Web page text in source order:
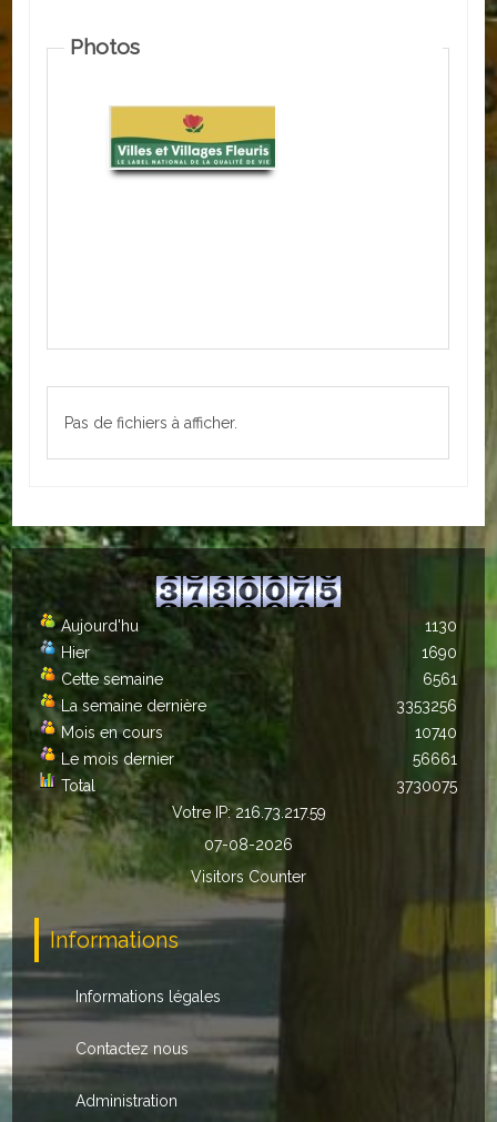
ACTUALITÉS
Sportives
Loisirs et animations
Culturelles
Parents d'élèves
Autres
ENTREPRISES
L'agriculture
Capitale du chrysanthème
Nos entreprises
Transports
Commerces
Hotels/Restaurants
Garages
Photos
Pas de fichiers à afficher.
Aujourd'hu
Hier
Cette semaine
La semaine dernière
Mois en cours
Le mois dernier
Total
1130
1690
6561
3353256
10740
56661
3730075
Votre IP: 216.73.217.59
07-08-2026
Visitors Counter
Informations
Informations légales
Contactez nous
Administration